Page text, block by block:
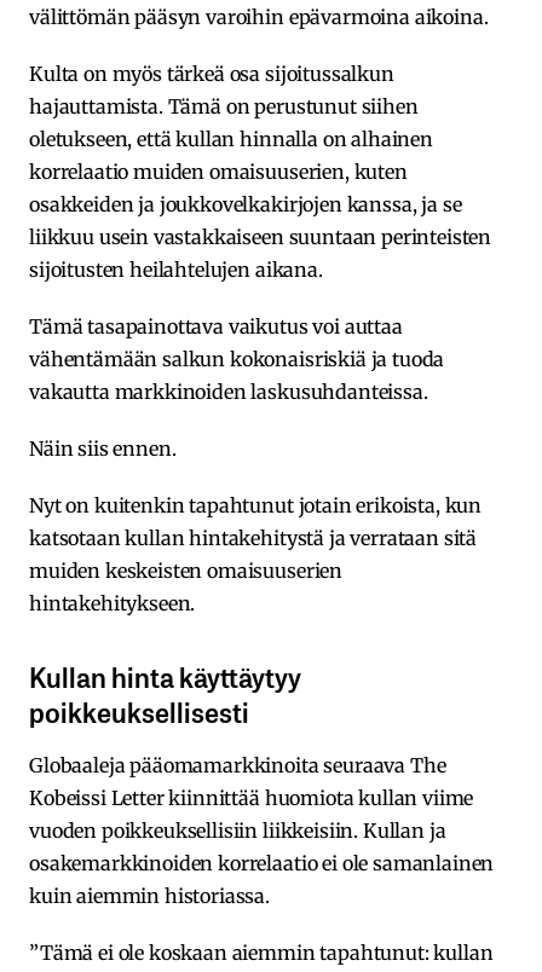
välittömän pääsyn varoihin epävarmoina aikoina.
Kulta on myös tärkeä osa sijoitussalkun
hajauttamista. Tämä on perustunut siihen
oletukseen, että kullan hinnalla on alhainen
korrelaatio muiden omaisuuserien, kuten
osakkeiden ja joukkovelkakirjojen kanssa, ja se
liikkuu usein vastakkaiseen suuntaan perinteisten
sijoitusten heilahtelujen aikana.
Tämä tasapainottava vaikutus voi auttaa
vähentämään salkun kokonaisriskiä ja tuoda
vakautta markkinoiden laskusuhdanteissa.
Näin siis ennen.
Nyt on kuitenkin tapahtunut jotain erikoista, kun
katsotaan kullan hintakehitystä ja verrataan sitä
muiden keskeisten omaisuuserien
hintakehitykseen.
Kullan hinta käyttäytyy
poikkeuksellisesti
Globaaleja pääomamarkkinoita seuraava The
Kobeissi Letter kiinnittää huomiota kullan viime
vuoden poikkeuksellisiin liikkeisiin. Kullan ja
osakemarkkinoiden korrelaatio ei ole samanlainen
kuin aiemmin historiassa.
”Tämä ei ole koskaan aiemmin tapahtunut: kullan